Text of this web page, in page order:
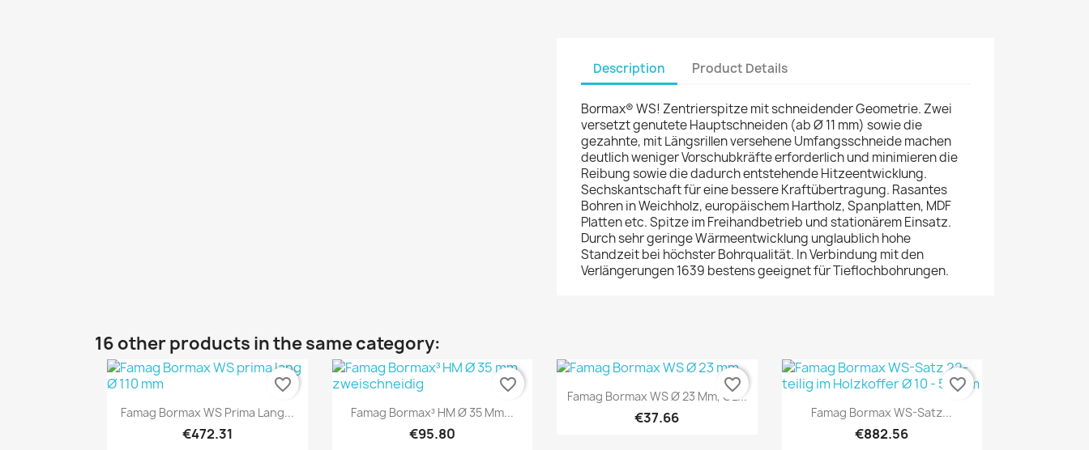
Description Product Details
Bormax® WS! Zentrierspitze mit schneidender Geometrie. Zwei
versetzt genutete Hauptschneiden (ab Ø 11 mm) sowie die
gezahnte, mit Längsrillen versehene Umfangsschneide machen
deutlich weniger Vorschubkräfte erforderlich und minimieren die
Reibung sowie die dadurch entstehende Hitzeentwicklung.
Sechskantschaft für eine bessere Kraftübertragung. Rasantes
Bohren in Weichholz, europäischem Hartholz, Spanplatten, MDF
Platten etc. Spitze im Freihandbetrieb und stationärem Einsatz.
Durch sehr geringe Wärmeentwicklung unglaublich hohe
Standzeit bei höchster Bohrqualität. In Verbindung mit den
Verlängerungen 1639 bestens geeignet für Tieflochbohrungen.
16 other products in the same category:
Quick view
Famag Bormax WS Prima Lang...
€472.31
favorite_border
Quick view
Famag Bormax³ HM Ø 35 Mm...
€95.80
favorite_border Quick view
Famag Bormax WS Ø 23 Mm, GL...
€37.66
favorite_border
Quick view
Famag Bormax WS-Satz...
€882.56
favorite_border